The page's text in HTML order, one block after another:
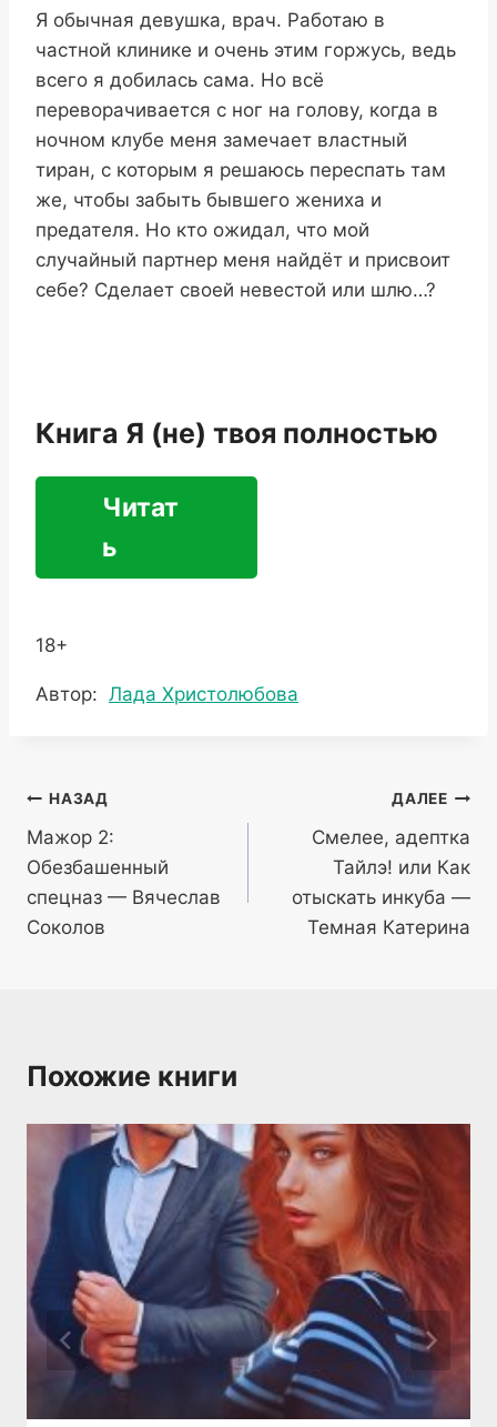
Я обычная девушка, врач. Работаю в
частной клинике и очень этим горжусь, ведь
всего я добилась сама. Но всё
переворачивается с ног на голову, когда в
ночном клубе меня замечает властный
тиран, с которым я решаюсь переспать там
же, чтобы забыть бывшего жениха и
предателя. Но кто ожидал, что мой
случайный партнер меня найдёт и присвоит
себе? Сделает своей невестой или шлю…?
Книга Я (не) твоя полностью
Читат
ь
18+
Метки
Автор: Лада Христолюбова
Навигация
по
записям
НАЗАД
Мажор 2:
Обезбашенный
спецназ — Вячеслав
Соколов
ДАЛЕЕ
Смелее, адептка
Тайлэ! или Как
отыскать инкуба —
Темная Катерина
Похожие книги